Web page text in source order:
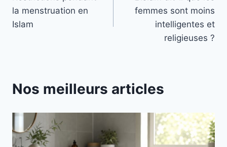
de
l’article
la menstruation en
Islam
femmes sont moins
intelligentes et
religieuses ?
Nos meilleurs articles